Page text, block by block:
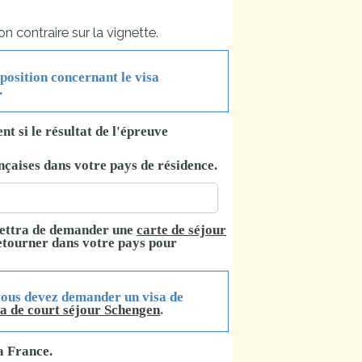
contraire sur la vignette.
concernant le visa
si le résultat de l'épreuve
dans votre pays de résidence.
de demander une carte de séjour
dans votre pays pour
devez demander un visa de
de court séjour Schengen.
France.